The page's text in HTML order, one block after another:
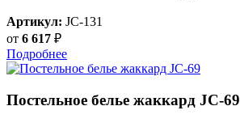
Артикул: JC-131
от 6 617 ₽
Подробнее
Постельное белье жаккард JC-69